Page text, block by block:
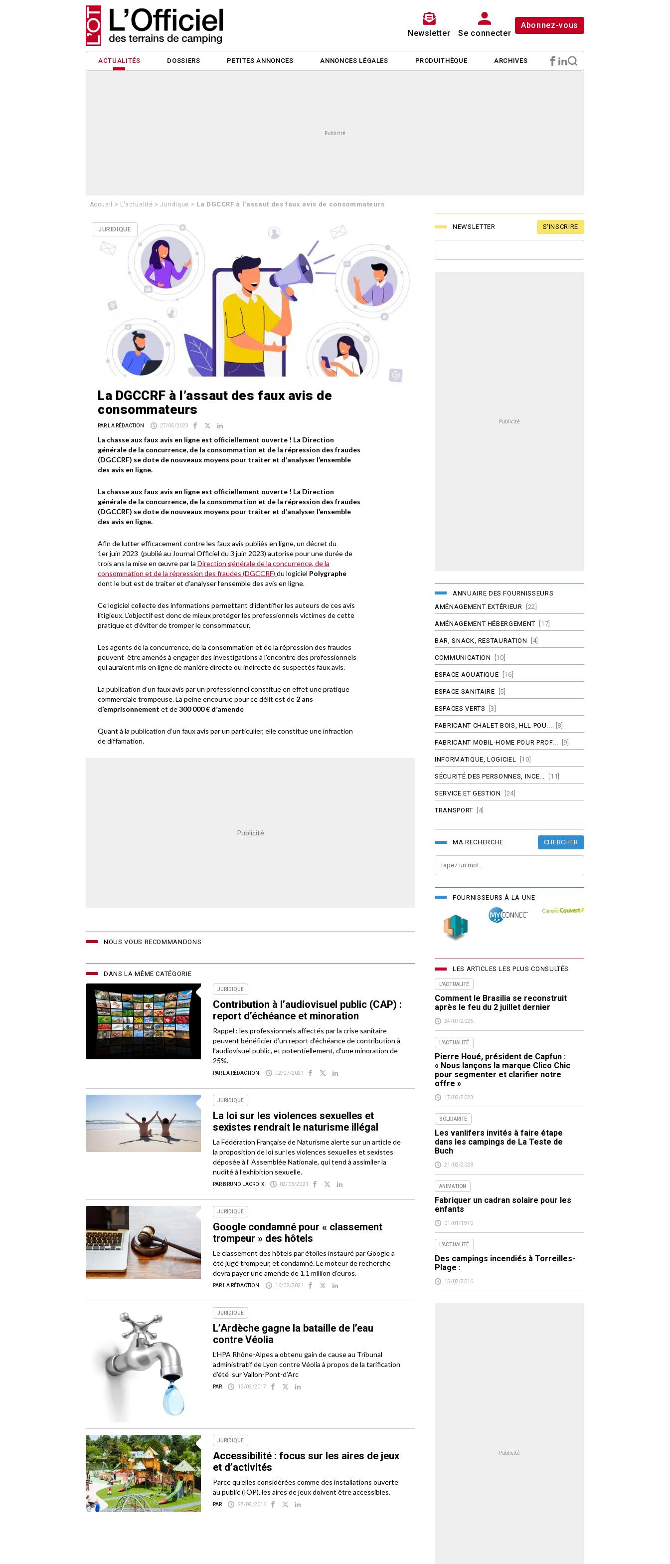
Newsletter Se connecter
Abonnez-vous
ACTUALITÉS DOSSIERS PETITES ANNONCES ANNONCES LÉGALES PRODUITHÈQUE ARCHIVES
Accueil > L'actualité >Juridique > La DGCCRF à l’assaut des faux avis de consommateurs
JURIDIQUE
La DGCCRF à l’assaut des faux avis de
consommateurs
PAR LA RÉDACTION 27/06/2023
La chasse aux faux avis en ligne est officiellement ouverte ! La Direction
générale de la concurrence, de la consommation et de la répression des fraudes
(DGCCRF) se dote de nouveaux moyens pour traiter et d’analyser l’ensemble
des avis en ligne.
La chasse aux faux avis en ligne est officiellement ouverte ! La Direction
générale de la concurrence, de la consommation et de la répression des fraudes
(DGCCRF) se dote de nouveaux moyens pour traiter et d’analyser l’ensemble
des avis en ligne.
Afin de lutter efficacement contre les faux avis publiés en ligne, un décret du
1er juin 2023 (publié au Journal Officiel du 3 juin 2023) autorise pour une durée de
trois ans la mise en œuvre par la Direction générale de la concurrence, de la
consommation et de la répression des fraudes (DGCCRF) du logiciel Polygraphe
dont le but est de traiter et d’analyser l’ensemble des avis en ligne.
Ce logiciel collecte des informations permettant d’identifier les auteurs de ces avis
litigieux. L’objectif est donc de mieux protéger les professionnels victimes de cette
pratique et d’éviter de tromper le consommateur.
Les agents de la concurrence, de la consommation et de la répression des fraudes
peuvent être amenés à engager des investigations à l’encontre des professionnels
qui auraient mis en ligne de manière directe ou indirecte de suspectés faux avis.
La publication d’un faux avis par un professionnel constitue en effet une pratique
commerciale trompeuse. La peine encourue pour ce délit est de 2 ans
d’emprisonnement et de300 000 € d’amende
Quant à la publication d’un faux avis par un particulier, elle constitue une infraction
de diffamation.
NOUS VOUS RECOMMANDONS
DANS LA MÊME CATÉGORIE
JURIDIQUE
Contribution à l’audiovisuel public (CAP) :
report d’échéance et minoration
Rappel : les professionnels affectés par la crise sanitaire
peuvent bénéficier d’un report d’échéance de contribution à
l’audiovisuel public, et potentiellement, d’une minoration de
25%.
PAR LA RÉDACTION 02/07/2021
JURIDIQUE
La loi sur les violences sexuelles et
sexistes rendrait le naturisme illégal
La Fédération Française de Naturisme alerte sur un article de
la proposition de loi sur les violences sexuelles et sexistes
déposée à l’ Assemblée Nationale, qui tend à assimiler la
nudité à l’exhibition sexuelle.
PAR BRUNO LACROIX 02/03/2021
JURIDIQUE
Google condamné pour « classement
trompeur » des hôtels
Le classement des hôtels par étoiles instauré par Google a
été jugé trompeur, et condamné. Le moteur de recherche
devra payer une amende de 1.1 million d’euros.
PAR LA RÉDACTION 16/02/2021
JURIDIQUE
L’Ardèche gagne la bataille de l’eau
contre Véolia
L’HPA Rhône-Alpes a obtenu gain de cause au Tribunal
administratif de Lyon contre Véolia à propos de la tarification
d’été sur Vallon-Pont-d’Arc
PAR 13/02/2017
JURIDIQUE
Accessibilité : focus sur les aires de jeux
et d’activités
Parce qu’elles considérées comme des installations ouverte
au public (IOP), les aires de jeux doivent être accessibles.
PAR 27/09/2016
NEWSLETTER S'INSCRIRE
ANNUAIRE DES FOURNISSEURS
AMÉNAGEMENT EXTÉRIEUR
[22]
AMÉNAGEMENT HÉBERGEMENT [17]
BAR, SNACK, RESTAURATION [4]
COMMUNICATION [10]
ESPACE AQUATIQUE [16]
ESPACE SANITAIRE [5]
ESPACES VERTS [3]
FABRICANT CHALET BOIS, HLL POU... [8]
FABRICANT MOBIL-HOME POUR PROF... [9]
INFORMATIQUE, LOGICIEL [10]
SÉCURITÉ DES PERSONNES, INCE... [11]
SERVICE ET GESTION [24]
TRANSPORT [4]
MA RECHERCHE CHERCHER
FOURNISSEURS À LA UNE
LES ARTICLES LES PLUS CONSULTÉS
L'ACTUALITÉ
Comment le Brasilia se reconstruit
après le feu du 2 juillet dernier
24/07/2026
L'ACTUALITÉ
Pierre Houé, président de Capfun :
« Nous lançons la marque Clico Chic
pour segmenter et clarifier notre
offre »
17/03/2023
SOLIDARITÉ
Les vanlifers invités à faire étape
dans les campings de La Teste de
Buch
21/02/2023
ANIMATION
Fabriquer un cadran solaire pour les
enfants
01/01/1970
L'ACTUALITÉ
Des campings incendiés à Torreilles-
Plage :
15/07/2016